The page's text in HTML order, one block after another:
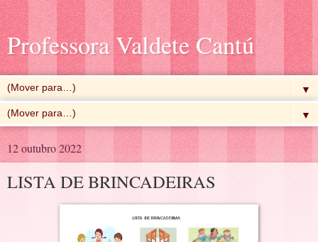
Professora Valdete Cantú
▼
▼
12 outubro 2022
LISTA DE BRINCADEIRAS